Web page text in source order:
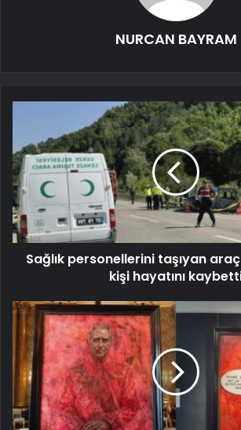
NURCAN BAYRAM
Sağlık personellerini taşıyan
kişi hayatını